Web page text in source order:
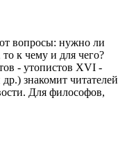
вопросы: нужно ли
к чему и для чего?
- утопистов XVI -
знакомит читателей
Для философов,